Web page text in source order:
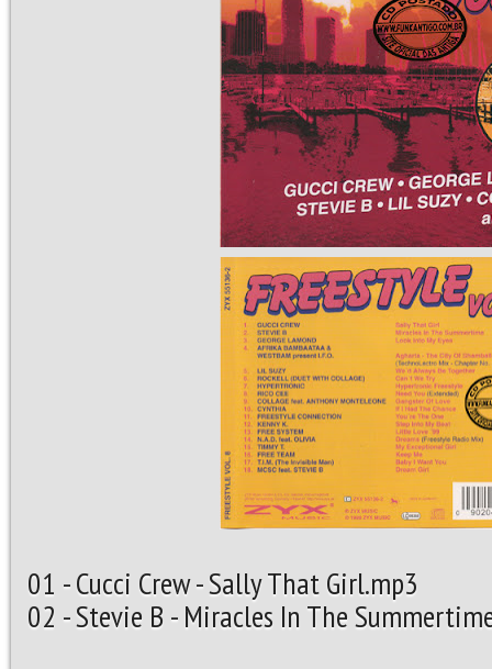
01 - Cucci Crew - Sally That Girl.mp3
02 - Stevie B - Miracles In